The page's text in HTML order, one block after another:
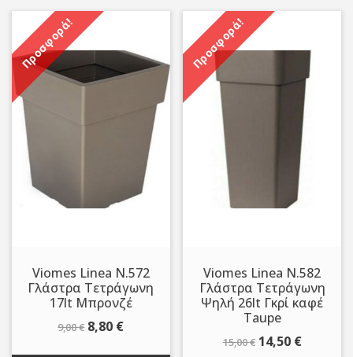
Προσφορά!
Viomes Linea N.572
Γλάστρα Τετράγωνη
17lt Μπρονζέ
9,00€ Original
8,80 €Η
Προσφορά!
Viomes Linea N.582
Γλάστρα Τετράγωνη
Ψηλή 26lt Γκρί καφέ
Taupe
15,00€ Original
14,50 €Η